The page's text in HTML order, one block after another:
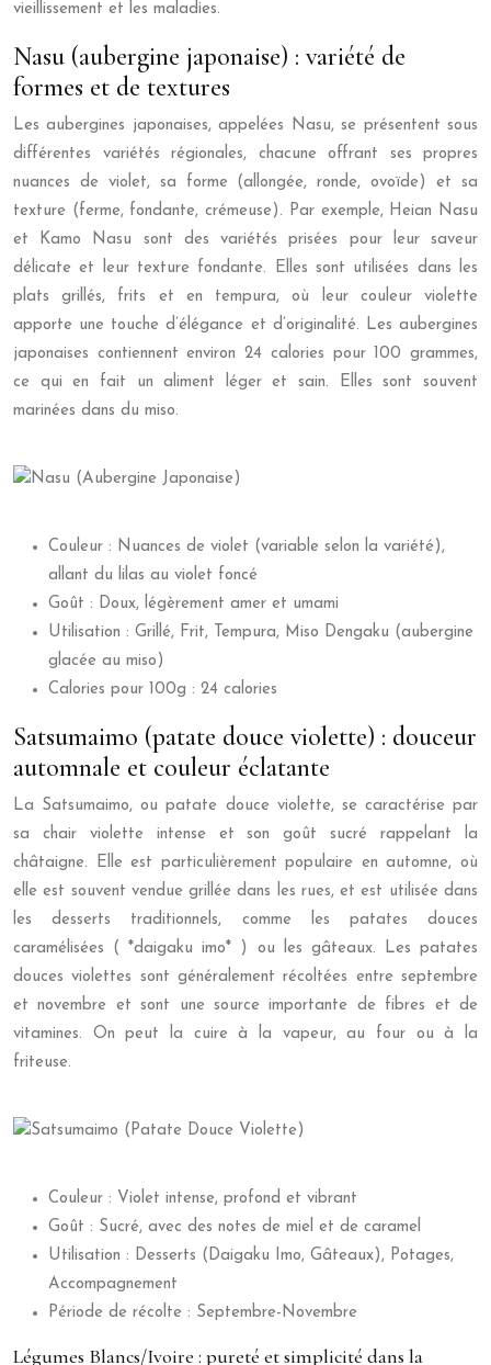
vieillissement et les maladies.
Nasu (aubergine japonaise) : variété de
formes et de textures
Les aubergines japonaises, appelées Nasu, se présentent sous
différentes variétés régionales, chacune offrant ses propres
nuances de violet, sa forme (allongée, ronde, ovoïde) et sa
texture (ferme, fondante, crémeuse). Par exemple, Heian Nasu
et Kamo Nasu sont des variétés prisées pour leur saveur
délicate et leur texture fondante. Elles sont utilisées dans les
plats grillés, frits et en tempura, où leur couleur violette
apporte une touche d’élégance et d’originalité. Les aubergines
japonaises contiennent environ 24 calories pour 100 grammes,
ce qui en fait un aliment léger et sain. Elles sont souvent
marinées dans du miso.
Couleur : Nuances de violet (variable selon la variété),
allant du lilas au violet foncé
Goût : Doux, légèrement amer et umami
Utilisation : Grillé, Frit, Tempura, Miso Dengaku (aubergine
glacée au miso)
Calories pour 100g : 24 calories
Satsumaimo (patate douce violette) : douceur
automnale et couleur éclatante
La Satsumaimo, ou patate douce violette, se caractérise par
sa chair violette intense et son goût sucré rappelant la
châtaigne. Elle est particulièrement populaire en automne, où
elle est souvent vendue grillée dans les rues, et est utilisée dans
les desserts traditionnels, comme les patates douces
caramélisées ( *daigaku imo* ) ou les gâteaux. Les patates
douces violettes sont généralement récoltées entre septembre
et novembre et sont une source importante de fibres et de
vitamines. On peut la cuire à la vapeur, au four ou à la
friteuse.
Couleur : Violet intense, profond et vibrant
Goût : Sucré, avec des notes de miel et de caramel
Utilisation : Desserts (Daigaku Imo, Gâteaux), Potages,
Accompagnement
Période de récolte : Septembre-Novembre
Légumes Blancs/Ivoire : pureté et simplicité dans la